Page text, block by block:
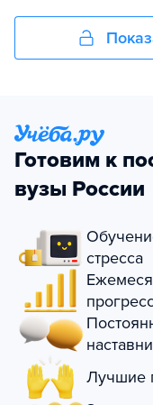
Готовим к
вузы России
стресса
Лучшие